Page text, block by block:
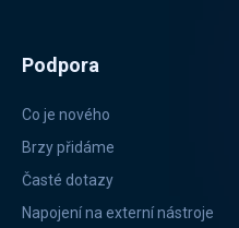
Podpora
Co je nového
Brzy přidáme
Časté dotazy
Napojení na externí nástroje